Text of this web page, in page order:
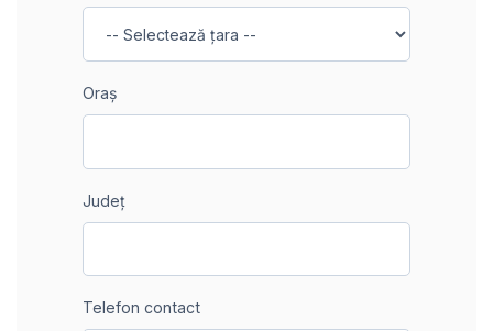
Oraș
Județ
Telefon contact